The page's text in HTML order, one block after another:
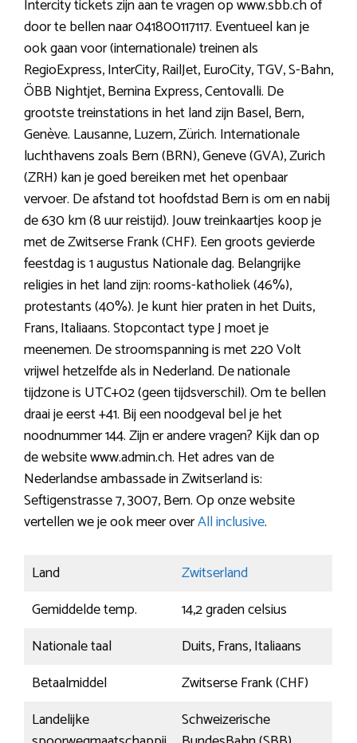
Intercity tickets zijn aan te vragen op www.sbb.ch of
door te bellen naar 041800117117. Eventueel kan je
ook gaan voor (internationale) treinen als
RegioExpress, InterCity, RailJet, EuroCity, TGV, S-Bahn,
ÖBB Nightjet, Bernina Express, Centovalli. De
grootste treinstations in het land zijn Basel, Bern,
Genève. Lausanne, Luzern, Zürich. Internationale
luchthavens zoals Bern (BRN), Geneve (GVA), Zurich
(ZRH) kan je goed bereiken met het openbaar
vervoer. De afstand tot hoofdstad Bern is om en nabij
de 630 km (8 uur reistijd). Jouw treinkaartjes koop je
met de Zwitserse Frank (CHF). Een groots gevierde
feestdag is 1 augustus Nationale dag. Belangrijke
religies in het land zijn: rooms-katholiek (46%),
protestants (40%). Je kunt hier praten in het Duits,
Frans, Italiaans. Stopcontact type J moet je
meenemen. De stroomspanning is met 220 Volt
vrijwel hetzelfde als in Nederland. De nationale
tijdzone is UTC+02 (geen tijdsverschil). Om te bellen
draai je eerst +41. Bij een noodgeval bel je het
noodnummer 144. Zijn er andere vragen? Kijk dan op
de website www.admin.ch. Het adres van de
Nederlandse ambassade in Zwitserland is:
Seftigenstrasse 7, 3007, Bern. Op onze website
vertellen we je ook meer overAll inclusive.
Land
Zwitserland
Gemiddelde temp.
14,2 graden celsius
Nationale taal
Duits, Frans, Italiaans
Betaalmiddel
Zwitserse Frank (CHF)
Landelijke
Schweizerische